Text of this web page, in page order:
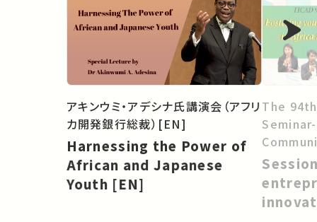
アキンウミ・アデシナ氏講演会（アフリ
カ開発銀行総裁）[EN]
Harnessing the Power of
African and Japanese
Youth [EN]
The
and
Project